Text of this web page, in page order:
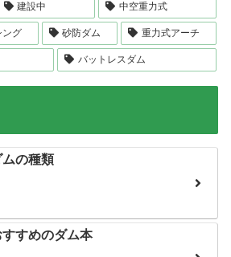
建設中 中空重力式
ング 砂防ダム 重力式アーチ
バットレスダム
ムの種類
すすめのダム本